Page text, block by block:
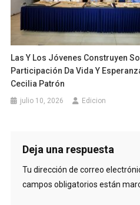
Las Y Los Jóvenes Construyen
Participación Da Vida Y
Cecilia Patrón
julio 10, 2026 Edicion
Deja una respuesta
Tu dirección de correo
campos obligatorios están